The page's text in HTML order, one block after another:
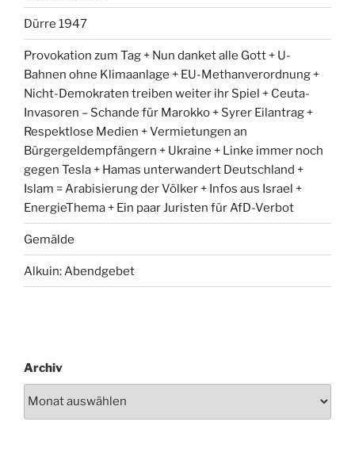
Dürre 1947
Provokation zum Tag + Nun danket alle Gott + U-
Bahnen ohne Klimaanlage + EU-Methanverordnung +
Nicht-Demokraten treiben weiter ihr Spiel + Ceuta-
Invasoren – Schande für Marokko + Syrer Eilantrag +
Respektlose Medien + Vermietungen an
Bürgergeldempfängern + Ukraine + Linke immer noch
gegen Tesla + Hamas unterwandert Deutschland +
Islam = Arabisierung der Völker + Infos aus Israel +
EnergieThema + Ein paar Juristen für AfD-Verbot
Gemälde
Alkuin: Abendgebet
Archiv